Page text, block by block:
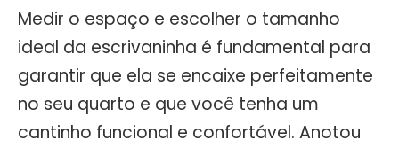
Medir o espaço e escolher o tamanho
ideal da escrivaninha é fundamental para
garantir que ela se encaixe perfeitamente
no seu quarto e que você tenha um
cantinho funcional e confortável. Anotou